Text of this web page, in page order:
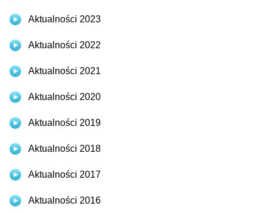
Aktualności 2023
Aktualności 2022
Aktualności 2021
Aktualności 2020
Aktualności 2019
Aktualności 2018
Aktualności 2017
Aktualności 2016